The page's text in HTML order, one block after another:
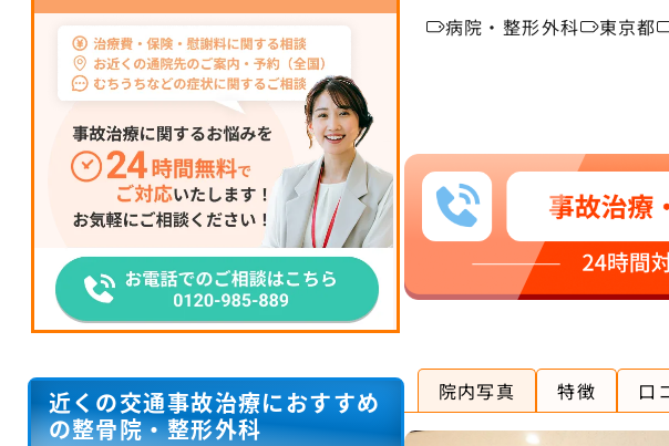
病院・整形外科 東京都
院内写真 特徴 口
近くの交通事故治療におすすめ
の整骨院・整形外科